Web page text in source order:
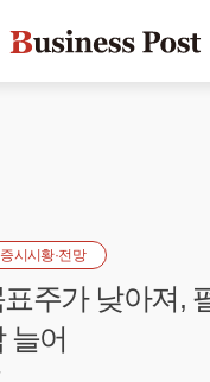
증시시황·전망
주가 낮아져,
늘어